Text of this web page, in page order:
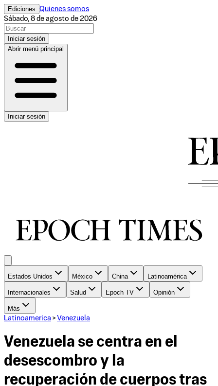
Ediciones Quienes somos
Sábado, 8 de agosto de 2026
Iniciar sesión
Abrir menú principal
Iniciar sesión
Estados Unidos México China Latinoamérica
Internacionales Salud Epoch TV Opinión
Más
Latinoamerica > Venezuela
Venezuela se centra en el
desescombro y la
recuperación de cuerpos tras